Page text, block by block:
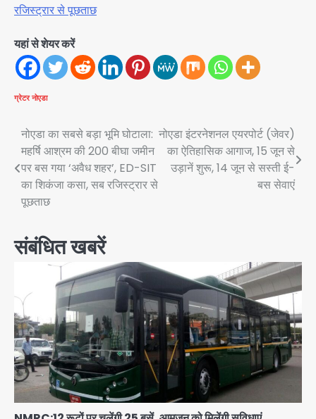
रजिस्ट्रार से पूछताछ
यहां से शेयर करें
ग्रेटर नोएडा
Post
navigation
नोएडा का सबसे बड़ा भूमि घोटाला:
महर्षि आश्रम की 200 बीघा जमीन
पर बस गया ‘अवैध शहर’, ED-SIT
का शिकंजा कसा, सब रजिस्ट्रार से
पूछताछ
नोएडा इंटरनेशनल एयरपोर्ट (जेवर)
का ऐतिहासिक आगाज, 15 जून से
उड़ानें शुरू, 14 जून से सस्ती ई-
बस सेवाएं
संबंधित खबरें